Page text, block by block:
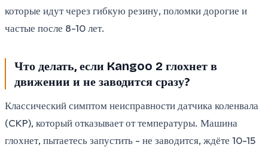
которые идут через гибкую резину, поломки дорогие и
частые после 8-10 лет.
Что делать, если Kangoo 2 глохнет в
движении и не заводится сразу?
Классический симптом неисправности датчика коленвала
(CKP), который отказывает от температуры. Машина
глохнет, пытаетесь запустить - не заводится, ждёте 10-15